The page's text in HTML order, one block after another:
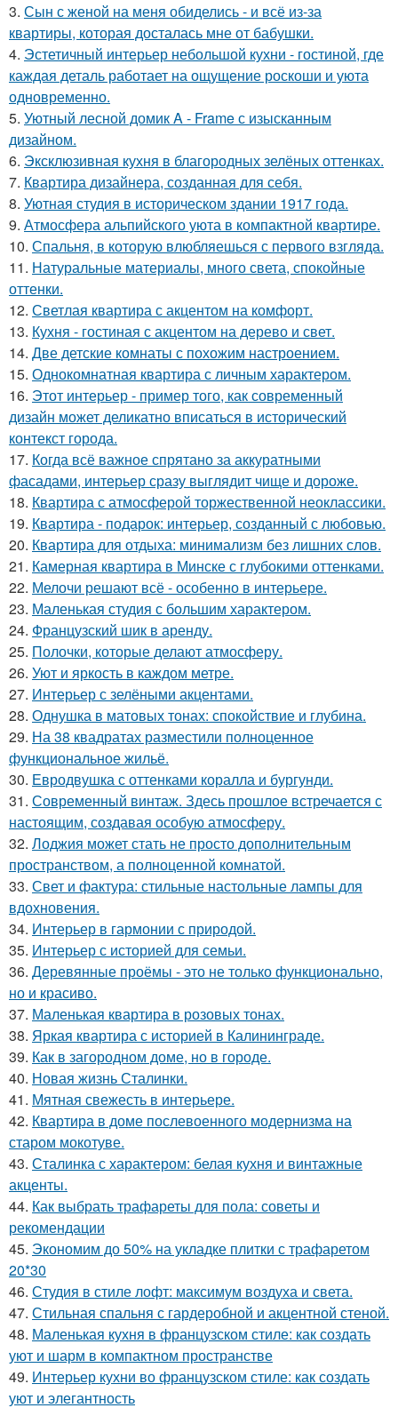
3. Сын с женой на меня обиделись - и всё из-за
квартиры, которая досталась мне от бабушки.
4. Эстетичный интерьер небольшой кухни - гостиной, где
каждая деталь работает на ощущение роскоши и уюта
одновременно.
5. Уютный лесной домик A - Frame с изысканным
дизайном.
6. Эксклюзивная кухня в благородных зелёных оттенках.
7. Квартира дизайнера, созданная для себя.
8. Уютная студия в историческом здании 1917 года.
9. Атмосфера альпийского уюта в компактной квартире.
10. Спальня, в которую влюбляешься с первого взгляда.
11. Натуральные материалы, много света, спокойные
оттенки.
12. Светлая квартира с акцентом на комфорт.
13. Кухня - гостиная с акцентом на дерево и свет.
14. Две детские комнаты с похожим настроением.
15. Однокомнатная квартира с личным характером.
16. Этот интерьер - пример того, как современный
дизайн может деликатно вписаться в исторический
контекст города.
17. Когда всё важное спрятано за аккуратными
фасадами, интерьер сразу выглядит чище и дороже.
18. Квартира с атмосферой торжественной неоклассики.
19. Квартира - подарок: интерьер, созданный с любовью.
20. Квартира для отдыха: минимализм без лишних слов.
21. Камерная квартира в Минске с глубокими оттенками.
22. Мелочи решают всё - особенно в интерьере.
23. Маленькая студия с большим характером.
24. Французский шик в аренду.
25. Полочки, которые делают атмосферу.
26. Уют и яркость в каждом метре.
27. Интерьер с зелёными акцентами.
28. Однушка в матовых тонах: спокойствие и глубина.
29. На 38 квадратах разместили полноценное
функциональное жильё.
30. Евродвушка с оттенками коралла и бургунди.
31. Современный винтаж. Здесь прошлое встречается с
настоящим, создавая особую атмосферу.
32. Лоджия может стать не просто дополнительным
пространством, а полноценной комнатой.
33. Свет и фактура: стильные настольные лампы для
вдохновения.
34. Интерьер в гармонии с природой.
35. Интерьер с историей для семьи.
36. Деревянные проёмы - это не только функционально,
но и красиво.
37. Маленькая квартира в розовых тонах.
38. Яркая квартира с историей в Калининграде.
39. Как в загородном доме, но в городе.
40. Новая жизнь Сталинки.
41. Мятная свежесть в интерьере.
42. Квартира в доме послевоенного модернизма на
старом мокотуве.
43. Сталинка с характером: белая кухня и винтажные
акценты.
44. Как выбрать трафареты для пола: советы и
рекомендации
45. Экономим до 50% на укладке плитки с трафаретом
20*30
46. Студия в стиле лофт: максимум воздуха и света.
47. Стильная спальня с гардеробной и акцентной стеной.
48. Маленькая кухня в французском стиле: как создать
уют и шарм в компактном пространстве
49. Интерьер кухни во французском стиле: как создать
уют и элегантность